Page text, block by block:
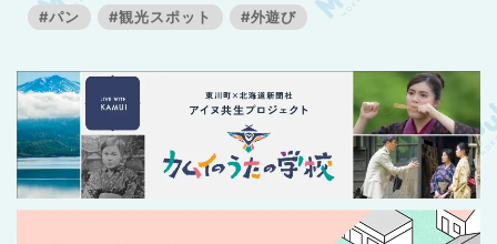
#パン
#観光スポット #外遊び